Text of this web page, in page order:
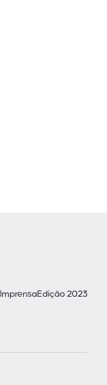
ImprensaEdição 2023